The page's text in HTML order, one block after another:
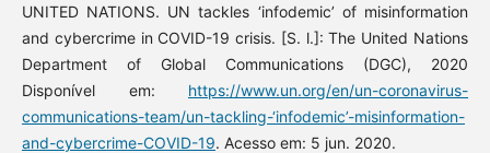
UNITED NATIONS. UN tackles ‘infodemic’ of misinformation
and cybercrime in COVID-19 crisis. [S. l.]: The United Nations
Department of Global Communications (DGC), 2020
Disponível em: https://www.un.org/en/un-coronavirus-
communications-team/un-tackling-‘infodemic’-misinformation-
and-cybercrime-COVID-19. Acesso em: 5 jun. 2020.